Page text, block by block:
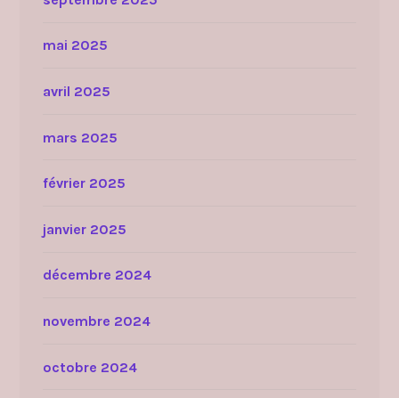
mai 2025
avril 2025
mars 2025
février 2025
janvier 2025
décembre 2024
novembre 2024
octobre 2024